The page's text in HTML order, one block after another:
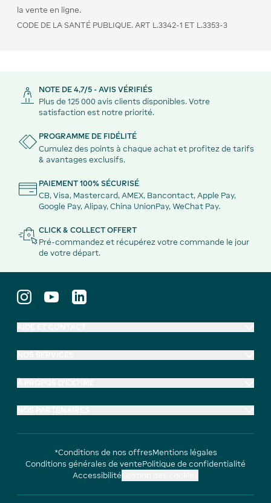
la vente en ligne.
CODE DE LA SANTÉ PUBLIQUE. ART L.3342-1 ET L.3353-3
NOTE DE 4,7/5 - AVIS VÉRIFIÉS
Plus de 125 000 avis clients disponibles. Votre
satisfaction est notre priorité.
PROGRAMME DE FIDÉLITÉ
Cumulez des points à chaque achat et profitez de tarifs
& avantages exclusifs.
PAIEMENT 100% SÉCURISÉ
CB, Visa, Mastercard, AMEX, Bancontact, Apple Pay,
Google Pay, Alipay, China UnionPay, WeChat Pay.
CLICK & COLLECT OFFERT
Pré-commandez et récupérez votre commande le jour
de votre départ.
*Conditions de nos offresMentions légales
Conditions générales de ventePolitique de confidentialité
Accessibilité